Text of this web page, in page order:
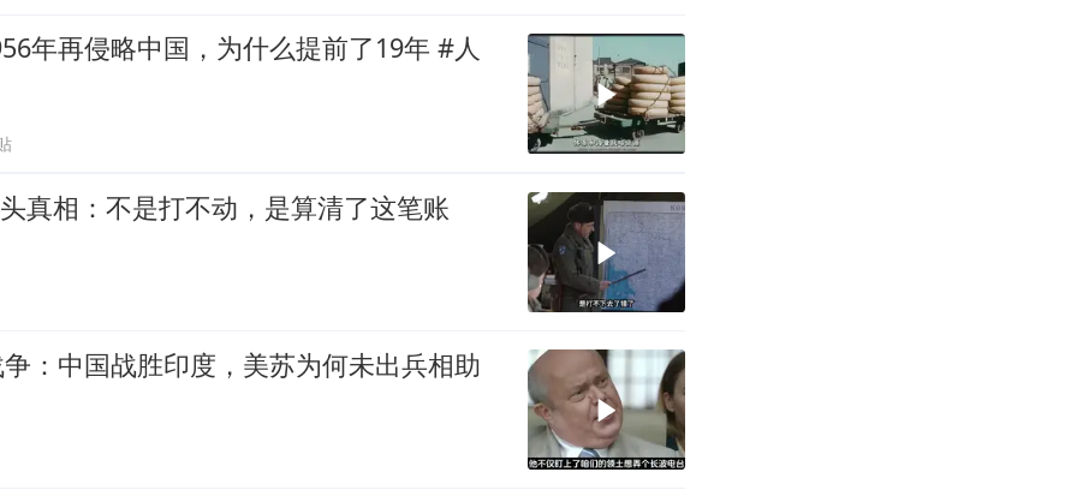
年再侵略中国，为什么提前了19年 #人
真相：不是打不动，是算清了这笔账
：中国战胜印度，美苏为何未出兵相助